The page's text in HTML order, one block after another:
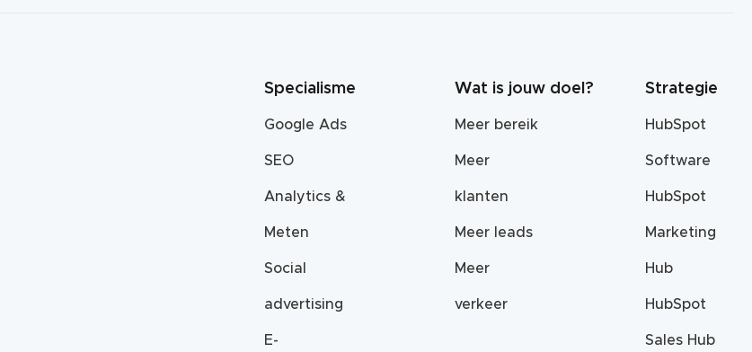
Specialisme
Google Ads
SEO
Analytics &
Meten
Social
advertising
E-
Wat is jouw doel?
Meer bereik
Meer
klanten
Meer leads
Meer
verkeer
Strategie
HubSpot
Software
HubSpot
Marketing
Hub
HubSpot
Sales Hub